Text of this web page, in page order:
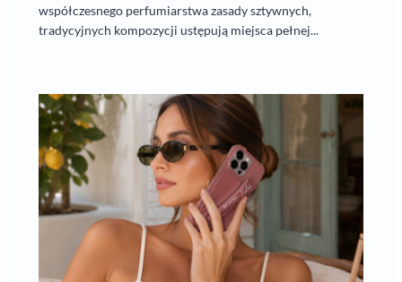
współczesnego perfumiarstwa zasady sztywnych,
tradycyjnych kompozycji ustępują miejsca pełnej...